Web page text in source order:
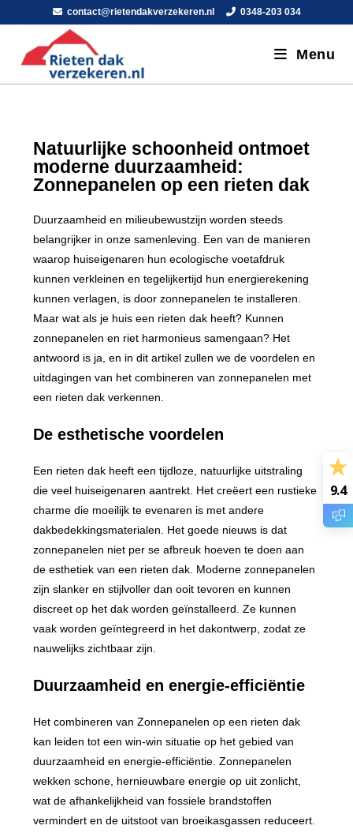
contact@rietendakverzekeren.nl 0348-203 034
Menu
Natuurlijke schoonheid ontmoet
moderne duurzaamheid:
Zonnepanelen op een rieten dak
Duurzaamheid en milieubewustzijn worden steeds
belangrijker in onze samenleving. Een van de manieren
waarop huiseigenaren hun ecologische voetafdruk
kunnen verkleinen en tegelijkertijd hun energierekening
kunnen verlagen, is door zonnepanelen te installeren.
Maar wat als je huis een rieten dak heeft? Kunnen
zonnepanelen en riet harmonieus samengaan? Het
antwoord is ja, en in dit artikel zullen we de voordelen en
uitdagingen van het combineren van zonnepanelen met
een rieten dak verkennen.
De esthetische voordelen
Een rieten dak heeft een tijdloze, natuurlijke uitstraling
die veel huiseigenaren aantrekt. Het creëert een rustieke
charme die moeilijk te evenaren is met andere
dakbedekkingsmaterialen. Het goede nieuws is dat
zonnepanelen niet per se afbreuk hoeven te doen aan
de esthetiek van een rieten dak. Moderne zonnepanelen
zijn slanker en stijlvoller dan ooit tevoren en kunnen
discreet op het dak worden geïnstalleerd. Ze kunnen
vaak worden geïntegreerd in het dakontwerp, zodat ze
nauwelijks zichtbaar zijn.
Duurzaamheid en energie-efficiëntie
Het combineren van Zonnepanelen op een rieten dak
kan leiden tot een win-win situatie op het gebied van
duurzaamheid en energie-efficiëntie. Zonnepanelen
wekken schone, hernieuwbare energie op uit zonlicht,
wat de afhankelijkheid van fossiele brandstoffen
vermindert en de uitstoot van broeikasgassen reduceert.
9.4